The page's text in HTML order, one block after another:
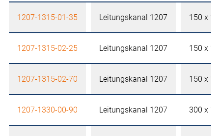
1207-1315-01-35 Leitungskanal 1207 150 x
1207-1315-02-25 Leitungskanal 1207 150 x
1207-1315-02-70 Leitungskanal 1207 150 x
1207-1330-00-90 Leitungskanal 1207 300 x